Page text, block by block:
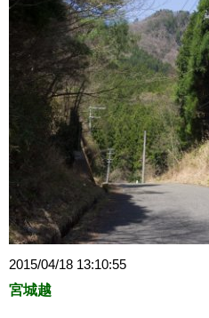
2015/04/18 13:10:55
宮城越